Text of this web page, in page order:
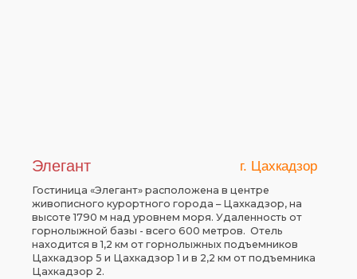
Элегант г. Цахкадзор
Гостиница «Элегант» расположена в центре
живописного курортного города – Цахкадзор, на
высоте 1790 м над уровнем моря. Удаленность от
горнолыжной базы - всего 600 метров. Отель
находится в 1,2 км от горнолыжных подъемников
Цахкадзор 5 и Цахкадзор 1 и в 2,2 км от подъемника
Цахкадзор 2.